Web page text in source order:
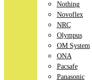
Nothing
Novoflex
NRC
Olympus
OM System
ONA
Pacsafe
Panasonic